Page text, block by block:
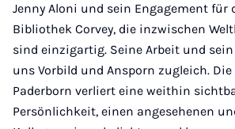
Jenny Aloni und sein Engagement für
Bibliothek Corvey, die inzwischen
sind einzigartig. Seine Arbeit und
uns Vorbild und Ansporn zugleich.
Paderborn verliert eine weithin
Persönlichkeit, einen angesehenen